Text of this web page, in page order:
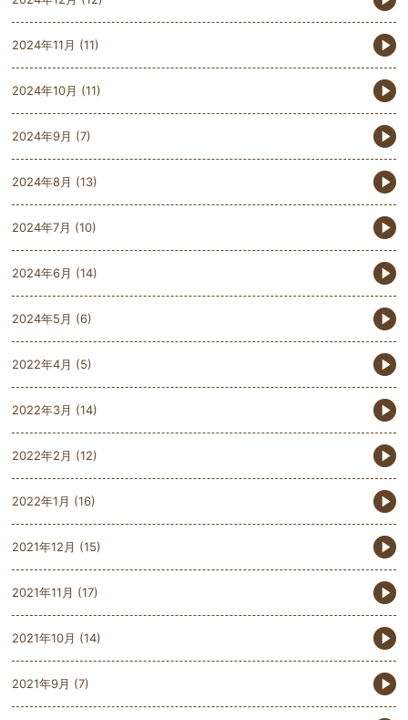
2024年11月 (11)
2024年10月 (11)
2024年9月 (7)
2024年8月 (13)
2024年7月 (10)
2024年6月 (14)
2024年5月 (6)
2022年4月 (5)
2022年3月 (14)
2022年2月 (12)
2022年1月 (16)
2021年12月 (15)
2021年11月 (17)
2021年10月 (14)
2021年9月 (7)